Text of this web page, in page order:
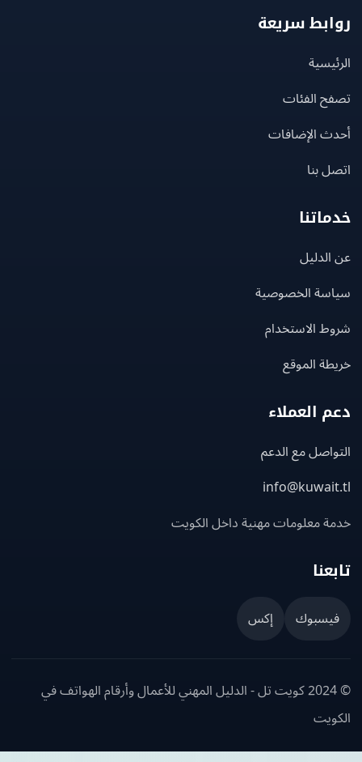
سريعة
الفئات
الإضافات
بنا
الخصوصية
الاستخدام
الموقع
العملاء
مع الدعم
معلومات مهنية داخل الكويت
إكس
© 2024 كويت تل - الدليل المهني للأعمال وأرقام الهواتف في